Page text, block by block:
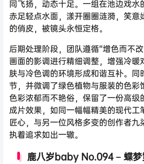
同飞扬，动态十足。一组在池边戏水
赤足轻点水面，漾开圈圈涟漪，笑意
的俏皮，被镜头永恒定格。
后期处理阶段，团队遵循“增色而不
画面的影调进行精细调整，增强冷暖
肤与冷色调的环境形成和谐互补。同
节，并微调了绿色植物与服装的色彩
色彩浓郁而不艳俗，保留了一份高级
成片效果，如同一幅幅精美的现代工
匠心，与另一位风格多变的创作者九
执着追求如出一辙。
鹿八岁baby No.094 – 蝶